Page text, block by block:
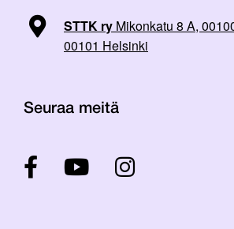
STTK ry Mikonkatu 8 A,
00101 Helsinki
Seuraa meitä